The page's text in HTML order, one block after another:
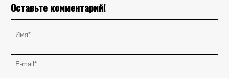
Оставьте комментарий!